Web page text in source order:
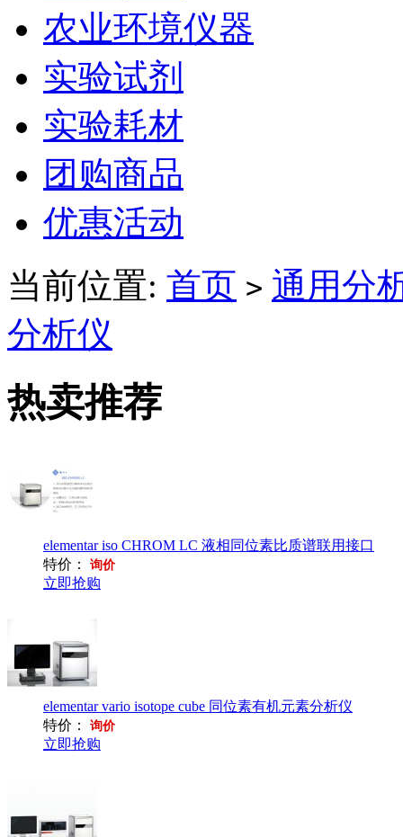
农业环境仪器
实验试剂
实验耗材
团购商品
优惠活动
当前位置: 首页 > 通用分
分析仪
热卖推荐
elementar iso CHROM LC 液相同位素比质谱联用接口
特价：
询价
立即抢购
elementar vario isotope cube 同位素有机元素分析仪
特价：
询价
立即抢购